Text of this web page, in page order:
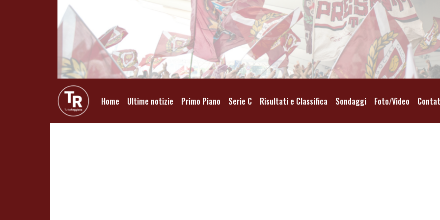
Home Ultime notizie Primo Piano Serie C Risultati e Classifica Sondaggi Foto/Video